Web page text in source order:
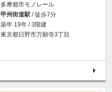
多摩都市モノレール
甲州街道駅 / 徒歩7分
築年 19年 / 3階建
東京都日野市万願寺3丁目